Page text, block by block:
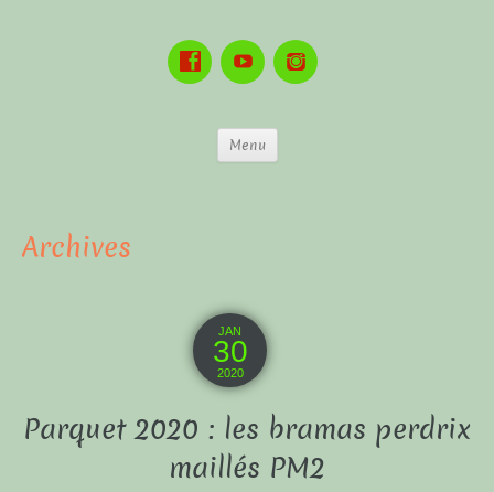
Menu
Archives
JAN
30
2020
Parquet 2020 : les bramas perdrix
maillés PM2